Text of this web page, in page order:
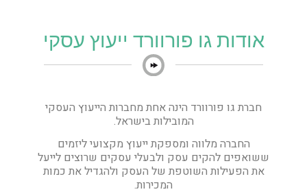
אודות גו פורוורד ייעוץ עסקי
חברת גו פורוורד הינה אחת מחברות הייעוץ העסקי
המובילות בישראל.
החברה מלווה ומספקת ייעוץ מקצועי ליזמים
ששואפים להקים עסק ולבעלי עסקים שרוצים לייעל
את הפעילות השוטפת של העסק ולהגדיל את כמות
המכירות.